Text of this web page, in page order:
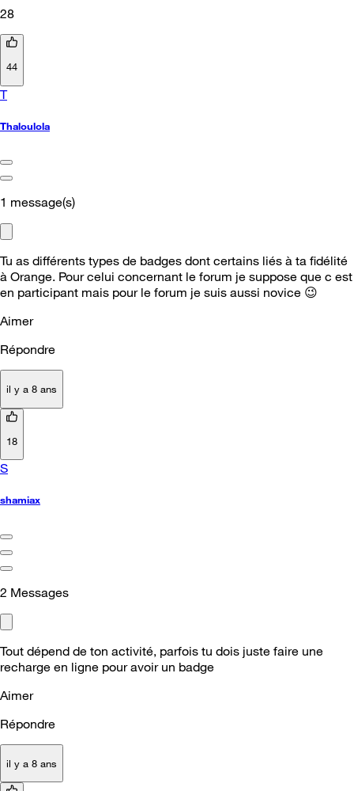
28
44
T
Thaloulola
1 message(s)
Tu as différents types de badges dont certains liés à ta fidélité
à Orange. Pour celui concernant le forum je suppose que c est
en participant mais pour le forum je suis aussi novice 😉
Aimer
Répondre
il y a 8 ans
18
S
shamiax
2 Messages
Tout dépend de ton activité, parfois tu dois juste faire une
recharge en ligne pour avoir un badge
Aimer
Répondre
il y a 8 ans